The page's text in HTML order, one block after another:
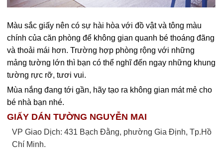
Màu sắc giấy nên có sự hài hòa với đồ vật và tông màu
chính của căn phòng để không gian quanh bé thoáng đãng
và thoải mái hơn. Trường hợp phòng rộng với những
mảng tường lớn thì bạn có thể nghĩ đến ngay những khung
tường rực rỡ, tươi vui.
Mùa nắng đang tới gần, hãy tạo ra không gian mát mẻ cho
bé nhà bạn nhé.
GIẤY DÁN TƯỜNG NGUYỄN MAI
VP Giao Dịch: 431 Bạch Đằng, phường Gia Định, Tp.Hồ
Chí Minh.